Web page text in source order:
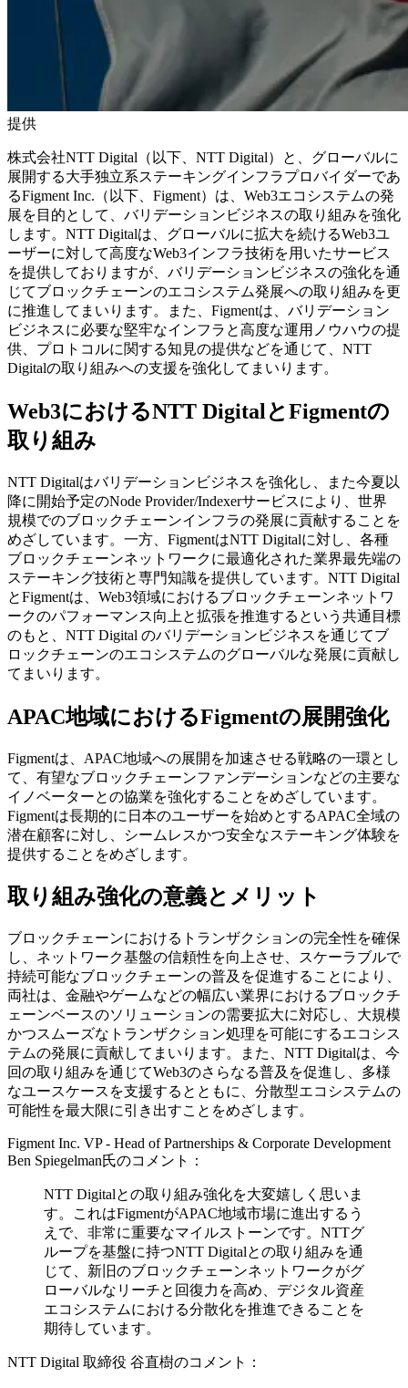
提供
株式会社NTT Digital（以下、NTT Digital）と、グローバルに
展開する大手独立系ステーキングインフラプロバイダーであ
るFigment Inc.（以下、Figment）は、Web3エコシステムの発
展を目的として、バリデーションビジネスの取り組みを強化
します。NTT Digitalは、グローバルに拡大を続けるWeb3ユ
ーザーに対して高度なWeb3インフラ技術を用いたサービス
を提供しておりますが、バリデーションビジネスの強化を通
じてブロックチェーンのエコシステム発展への取り組みを更
に推進してまいります。また、Figmentは、バリデーション
ビジネスに必要な堅牢なインフラと高度な運用ノウハウの提
供、プロトコルに関する知見の提供などを通じて、NTT
Digitalの取り組みへの支援を強化してまいります。
Web3におけるNTT DigitalとFigmentの
取り組み
NTT Digitalはバリデーションビジネスを強化し、また今夏以
降に開始予定のNode Provider/Indexerサービスにより、世界
規模でのブロックチェーンインフラの発展に貢献することを
めざしています。一方、FigmentはNTT Digitalに対し、各種
ブロックチェーンネットワークに最適化された業界最先端の
ステーキング技術と専門知識を提供しています。NTT Digital
とFigmentは、Web3領域におけるブロックチェーンネットワ
ークのパフォーマンス向上と拡張を推進するという共通目標
のもと、NTT Digital のバリデーションビジネスを通じてブ
ロックチェーンのエコシステムのグローバルな発展に貢献し
てまいります。
APAC地域におけるFigmentの展開強化
Figmentは、APAC地域への展開を加速させる戦略の一環とし
て、有望なブロックチェーンファンデーションなどの主要な
イノベーターとの協業を強化することをめざしています。
Figmentは長期的に日本のユーザーを始めとするAPAC全域の
潜在顧客に対し、シームレスかつ安全なステーキング体験を
提供することをめざします。
取り組み強化の意義とメリット
ブロックチェーンにおけるトランザクションの完全性を確保
し、ネットワーク基盤の信頼性を向上させ、スケーラブルで
持続可能なブロックチェーンの普及を促進することにより、
両社は、金融やゲームなどの幅広い業界におけるブロックチ
ェーンベースのソリューションの需要拡大に対応し、大規模
かつスムーズなトランザクション処理を可能にするエコシス
テムの発展に貢献してまいります。また、NTT Digitalは、今
回の取り組みを通じてWeb3のさらなる普及を促進し、多様
なユースケースを支援するとともに、分散型エコシステムの
可能性を最大限に引き出すことをめざします。
Figment Inc. VP - Head of Partnerships & Corporate Development
Ben Spiegelman氏のコメント：
NTT Digitalとの取り組み強化を大変嬉しく思いま
す。これはFigmentがAPAC地域市場に進出するう
えで、非常に重要なマイルストーンです。NTTグ
ループを基盤に持つNTT Digitalとの取り組みを通
じて、新旧のブロックチェーンネットワークがグ
ローバルなリーチと回復力を高め、デジタル資産
エコシステムにおける分散化を推進できることを
期待しています。
NTT Digital 取締役 谷直樹のコメント：